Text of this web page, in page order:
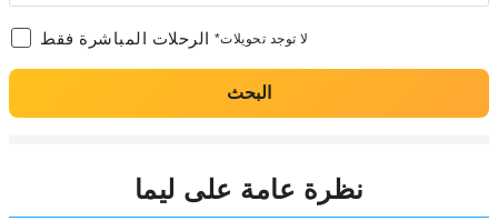
الرحلات المباشرة فقط *لا توجد تحويلات
البحث
نظرة عامة على ليما